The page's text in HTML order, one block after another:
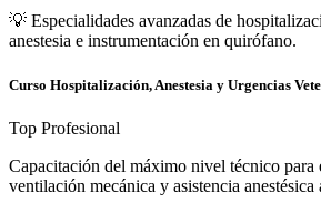
💡 Especialidades avanzadas de
anestesia e instrumentación en quirófano.
Curso Hospitalización, Anestesia y Urgencias
Top Profesional
Capacitación del máximo nivel técnico para
ventilación mecánica y asistencia anestésica